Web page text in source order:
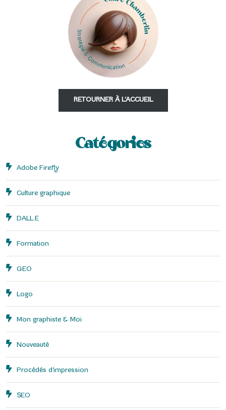
RETOURNER À L'ACCUEIL
Catégories
Adobe Firefly
Culture graphique
DALL.E
Formation
GEO
Logo
Mon graphiste & Moi
Nouveauté
Procédés d'impression
SEO